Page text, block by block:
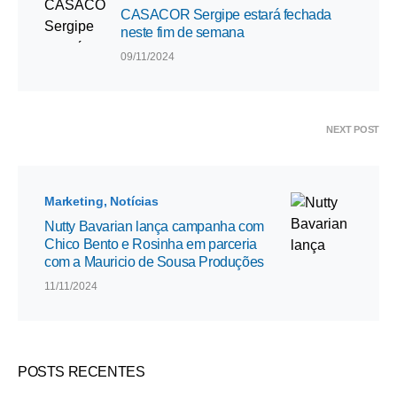
CASACOR Sergipe estará fechada
neste fim de semana
09/11/2024
NEXT POST
Marketing Notícias
Nutty Bavarian lança campanha com
Chico Bento e Rosinha em parceria
com a Mauricio de Sousa Produções
11/11/2024
POSTS RECENTES